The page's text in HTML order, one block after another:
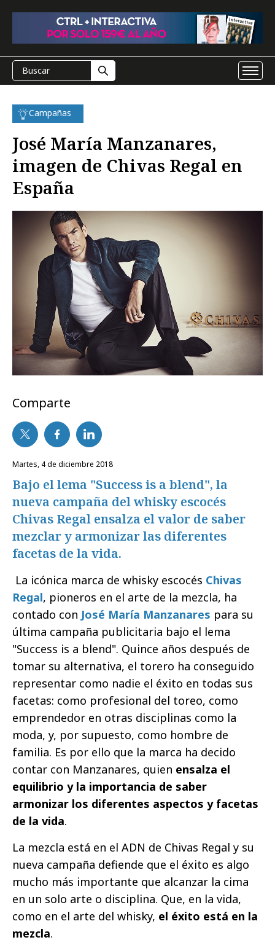
Campañas
José María Manzanares,
imagen de Chivas Regal en
España
Comparte
martes, 4 de diciembre 2018
Bajo el lema "Success is a blend", la
nueva campaña del whisky escocés
Chivas Regal ensalza el valor de saber
mezclar y armonizar las diferentes
facetas de la vida.
La icónica marca de whisky escocés Chivas
Regal, pioneros en el arte de la mezcla, ha
contado con José María Manzanares para su
última campaña publicitaria bajo el lema
"Success is a blend". Quince años después de
tomar su alternativa, el torero ha conseguido
representar como nadie el éxito en todas sus
facetas: como profesional del toreo, como
emprendedor en otras disciplinas como la
moda, y, por supuesto, como hombre de
familia. Es por ello que la marca ha decido
contar con Manzanares, quien ensalza el
equilibrio y la importancia de saber
armonizar los diferentes aspectos y facetas
de la vida.
La mezcla está en el ADN de Chivas Regal y su
nueva campaña defiende que el éxito es algo
mucho más importante que alcanzar la cima
en un solo arte o disciplina. Que, en la vida,
como en el arte del whisky, el éxito está en la
mezcla.